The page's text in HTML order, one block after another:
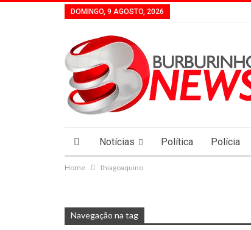
DOMINGO, 9 AGOSTO, 2026
Notícias Política Polícia
Home thiagoaquino
Navegação na tag